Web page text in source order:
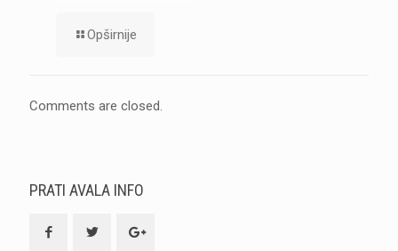
Opširnije
Comments are closed.
PRATI AVALA INFO